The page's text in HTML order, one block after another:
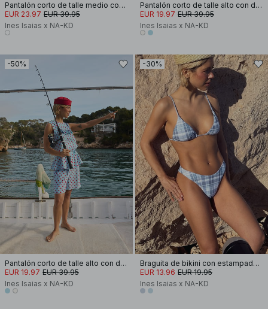
Pantalón corto de talle medio con detalle de contraste
EUR 23.97 EUR 39.95
Ines Isaias x NA-KD
Pantalón corto de talle alto con detalle de pliegues
EUR 19.97 EUR 39.95
Ines Isaias x NA-KD
-50%
Pantalón corto de talle alto con detalle de pliegues
EUR 19.97 EUR 39.95
Ines Isaias x NA-KD
-30%
Braguita de bikini con estampado en forma de V
EUR 13.96 EUR 19.95
Ines Isaias x NA-KD